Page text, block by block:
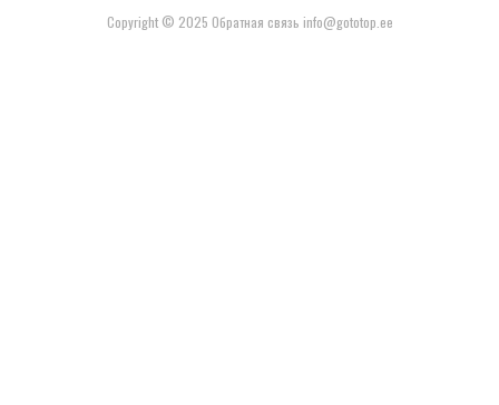
Copyright © 2025 Обратная связь info@gototop.ee